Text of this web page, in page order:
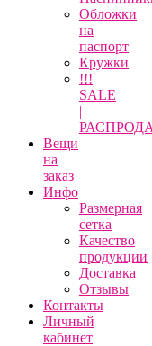
Обложки
на
паспорт
Кружки
!!!
SALE
|
Вещи
на
заказ
Инфо
Размерная
сетка
Качество
продукции
Доставка
Отзывы
Контакты
Личный
кабинет